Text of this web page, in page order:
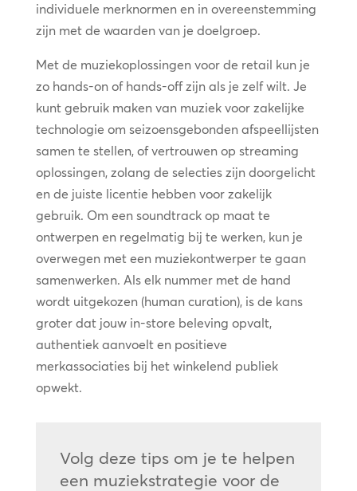
individuele merknormen en in overeenstemming
zijn met de waarden van je doelgroep.
Met de muziekoplossingen voor de retail kun je
zo hands-on of hands-off zijn als je zelf wilt. Je
kunt gebruik maken van muziek voor zakelijke
technologie om seizoensgebonden afspeellijsten
samen te stellen, of vertrouwen op streaming
oplossingen, zolang de selecties zijn doorgelicht
en de juiste licentie hebben voor zakelijk
gebruik. Om een soundtrack op maat te
ontwerpen en regelmatig bij te werken, kun je
overwegen met een muziekontwerper te gaan
samenwerken. Als elk nummer met de hand
wordt uitgekozen (human curation), is de kans
groter dat jouw in-store beleving opvalt,
authentiek aanvoelt en positieve
merkassociaties bij het winkelend publiek
opwekt.
Volg deze tips om je te helpen
een muziekstrategie voor de